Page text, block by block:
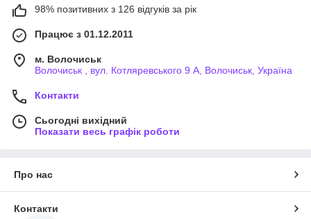
98% позитивних з 126 відгуків за рік
Працює з 01.12.2011
м. Волочиськ
Волочиськ , вул. Котляревського 9 А, Волочиськ, Україна
Контакти
Сьогодні вихідний
Показати весь графік роботи
Про нас
Контакти